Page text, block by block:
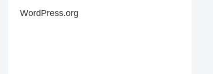
WordPress.org